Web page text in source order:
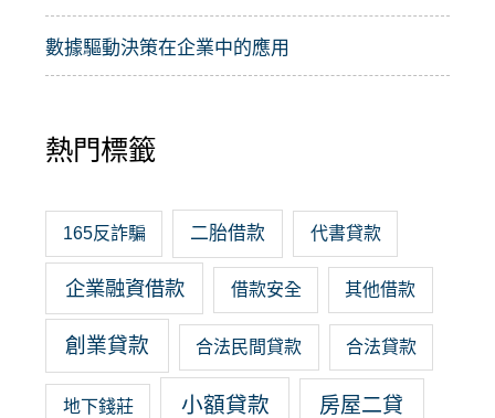
數據驅動決策在企業中的應用
熱門標籤
165反詐騙 二胎借款 代書貸款
企業融資借款 借款安全 其他借款
創業貸款 合法民間貸款 合法貸款
地下錢莊 小額貸款 房屋二貸